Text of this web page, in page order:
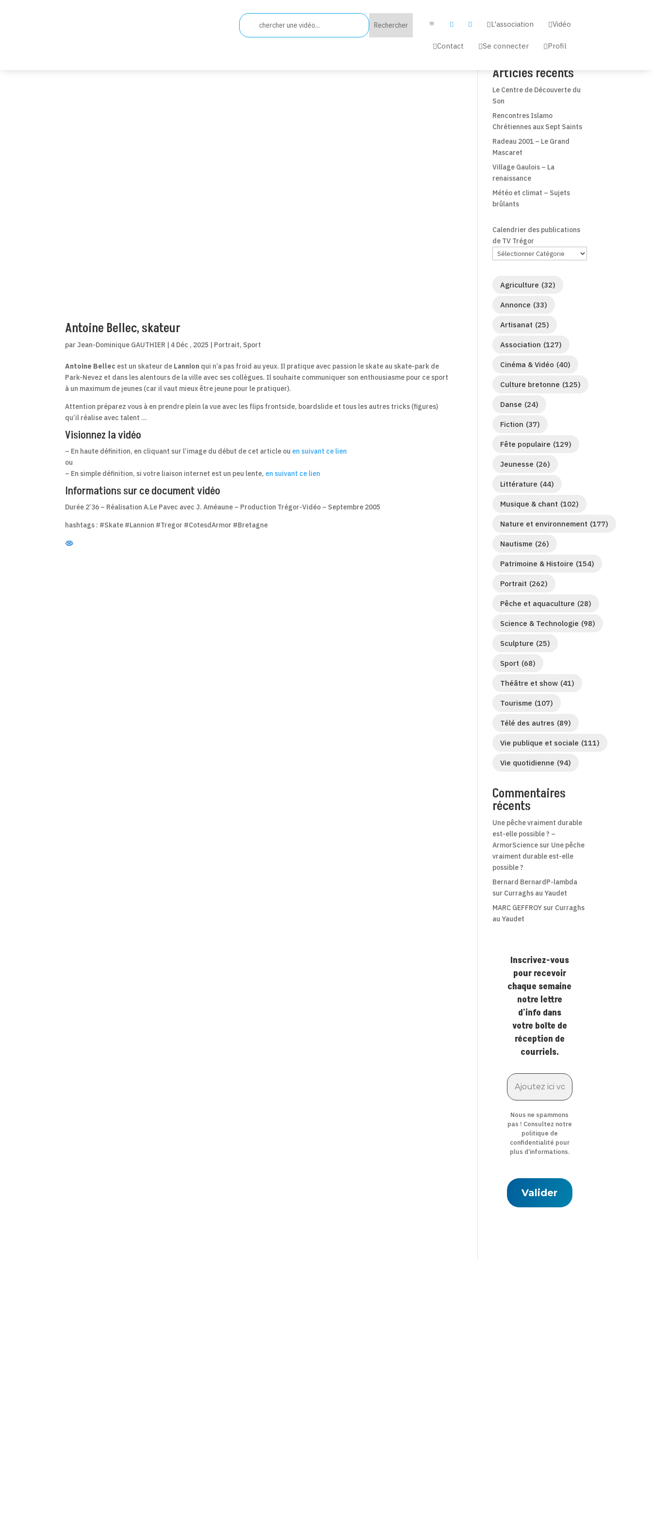
a   L'association Vidéo
Contact Se connecter Profil
Antoine Bellec, skateur
par Jean-Dominique GAUTHIER |4 Déc , 2025 | Portrait, Sport
Antoine Bellec est un skateur de Lannion qui n’a pas froid au yeux. Il pratique avec passion le skate au skate-park de
Park-Nevez et dans les alentours de la ville avec ses collègues. Il souhaite communiquer son enthousiasme pour ce sport
à un maximum de jeunes (car il vaut mieux être jeune pour le pratiquer).
Attention préparez vous à en prendre plein la vue avec les flips frontside, boardslide et tous les autres tricks (figures)
qu’il réalise avec talent …
Visionnez la vidéo
– En haute définition, en cliquant sur l’image du début de cet article ou en suivant ce lien
ou
– En simple définition, si votre liaison internet est un peu lente, en suivant ce lien
Informations sur ce document vidéo
Durée 2’36 – Réalisation A.Le Pavec avec J. Améaune – Production Trégor-Vidéo – Septembre 2005
hashtags : #Skate #Lannion #Tregor #CotesdArmor #Bretagne
Articles récents
Le Centre de Découverte du
Son
Rencontres Islamo
Chrétiennes aux Sept Saints
Radeau 2001 – Le Grand
Mascaret
Village Gaulois – La
renaissance
Météo et climat – Sujets
brûlants
Calendrier des publications
de TV Trégor
Agriculture (32)
Annonce (33)
Artisanat (25)
Association (127)
Cinéma & Vidéo (40)
Culture bretonne (125)
Danse (24)
Fiction (37)
Fête populaire (129)
Jeunesse (26)
Littérature (44)
Musique & chant (102)
Nature et environnement (177)
Nautisme (26)
Patrimoine & Histoire (154)
Portrait (262)
Pêche et aquaculture (28)
Science & Technologie (98)
Sculpture (25)
Sport (68)
Théâtre et show (41)
Tourisme (107)
Télé des autres (89)
Vie publique et sociale (111)
Vie quotidienne (94)
Commentaires
récents
Une pêche vraiment durable
est-elle possible ? –
ArmorScience sur Une pêche
vraiment durable est-elle
possible ?
Bernard BernardP-lambda
sur Curraghs au Yaudet
MARC GEFFROY sur Curraghs
au Yaudet
Inscrivez-vous
pour recevoir
chaque semaine
notre lettre
d'info dans
votre boîte de
réception de
courriels.
Nous ne spammons
pas ! Consultez notre
politique de
confidentialité pour
plus d’informations.